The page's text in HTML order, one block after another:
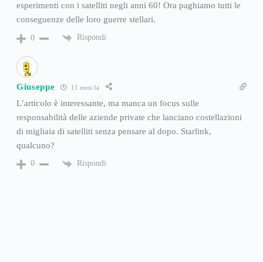
esperimenti con i satelliti negli anni 60! Ora paghiamo tutti le
conseguenze delle loro guerre stellari.
0 Rispondi
Giuseppe 11 mesi fa
L’articolo è interessante, ma manca un focus sulle
responsabilità delle aziende private che lanciano costellazioni
di migliaia di satelliti senza pensare al dopo. Starlink,
qualcuno?
0 Rispondi